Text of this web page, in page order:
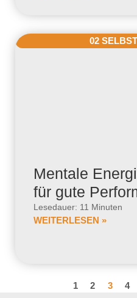
02
Mentale
für gute
Lesedauer: 11 Minuten
WEITERLESEN »
1 2 3 4